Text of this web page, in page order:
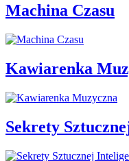
Machina Czasu
Kawiarenka
Sekrety